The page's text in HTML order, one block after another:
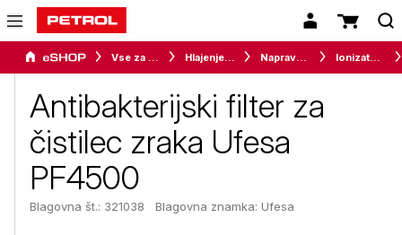
Vse za dom Hlajenje in gretje Naprave za ugodno bivalno klimo Ionizatorji in čistilniki zraka
Antibakterijski filter za
čistilec zraka Ufesa
PF4500
Blagovna št.: 321038 Blagovna znamka: Ufesa